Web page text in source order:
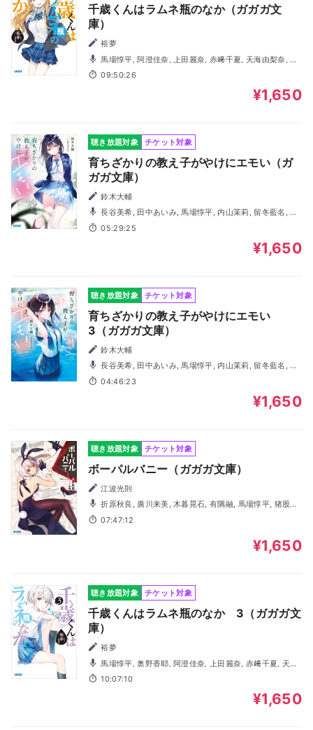
千歳くんはラムネ瓶のなか（ガガガ文
庫）
裕夢
野香耶, 木村隼人, 西山宏太朗, 宮田幸季, 酒巻光宏
09:50:26
¥1,650
聴き放題対象 チケット対象
育ちざかりの教え子がやけにエモい（ガ
ガガ文庫）
鈴木大輔
長谷美希, 田中あいみ, 馬場惇平, 内山茉莉, 留冬藍名, 屋
代瑠花, 桑田直樹, 長岡龍歩, 善養寺恭平, 山内平
05:29:25
¥1,650
聴き放題対象 チケット対象
育ちざかりの教え子がやけにエモい
3（ガガガ文庫）
鈴木大輔
長谷美希, 田中あいみ, 馬場惇平, 内山茉莉, 留冬藍名, 屋
代瑠花, 善養寺恭平, 堂坂晃三, 三波春香
04:46:23
¥1,650
聴き放題対象 チケット対象
ボーパルバニー（ガガガ文庫）
江波光則
折原秋良, 廣川来美, 木暮晃石, 有隅融, 馬場惇平, 猪股速
十, 阿保まりあ, 江田拓寛
07:47:12
¥1,650
聴き放題対象 チケット対象
千歳くんはラムネ瓶のなか 3（ガガガ文
庫）
裕夢
由梨奈, 木村隼人, 西山宏太朗, 宮田幸季, 酒巻光宏
10:07:10
¥1,650